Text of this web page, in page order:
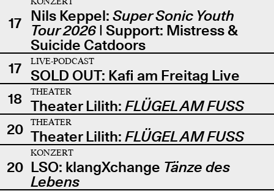
17 Nils Keppel: Super Sonic Youth
Tour 2026| Support: Mistress &
Suicide Catdoors
17
LIVE-PODCAST
SOLD OUT: Kafi am Freitag Live
18
THEATER
Theater Lilith: FLÜGEL AM FUSS
20
THEATER
Theater Lilith: FLÜGEL AM FUSS
20
KONZERT
LSO: klangXchange Tänze des
Lebens